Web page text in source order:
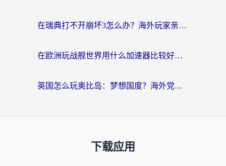
在瑞典打不开崩坏3怎么办？海外玩家亲测有效的国服游戏加速指南
在欧洲玩战舰世界用什么加速器比较好用？老玩家亲测有效的低延迟方案
英国怎么玩奥比岛：梦想国度？海外党不卡攻略+加速器选择秘籍
下载应用